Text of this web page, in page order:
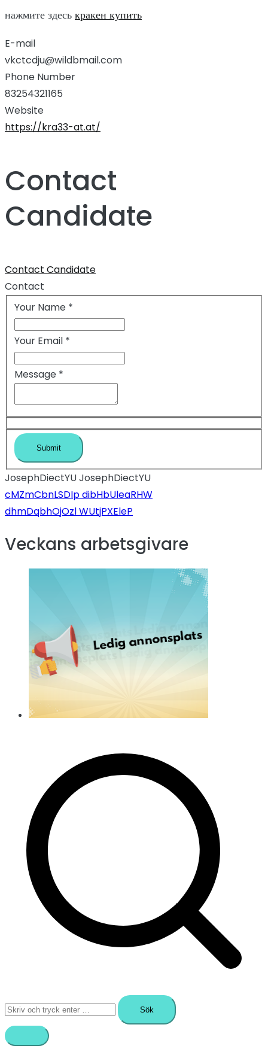
нажмите здесь кракен купить
E-mail
vkctcdju@wildbmail.com
Phone Number
83254321165
Website
https://kra33-at.at/
Contact
Candidate
Contact Candidate
Contact
Your Name *
Your Email *
Message *
JosephDiectYU JosephDiectYU
cMZmCbnLSDIp dibHbUleaRHW
dhmDqbhOjOzl WUtjPXEleP
Veckans arbetsgivare
Sök
efter: